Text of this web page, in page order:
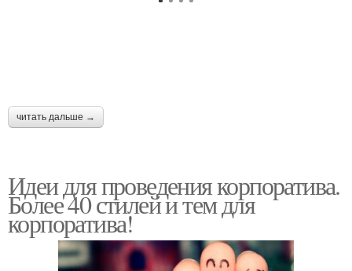
читать дальше →
Идеи для проведения корпоратива.
Более 40 стилей и тем для
корпоратива!